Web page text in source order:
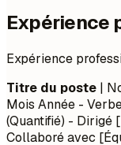
Expérience
Expérience
Titre du poste |
Mois Année -
(Quantifié) - Dirigé
Collaboré avec